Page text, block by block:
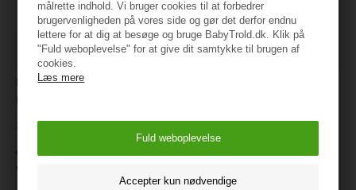
målrette indhold. Vi bruger cookies til at forbedrer
brugervenligheden på vores side og gør det derfor endnu
lettere for at dig at besøge og bruge BabyTrold.dk. Klik på
"Fuld weboplevelse" for at give dit samtykke til brugen af
cookies.
Læs mere
Hummel Bobby Pants, Blue
Nights
199 kr.
På lager
Varenr.: